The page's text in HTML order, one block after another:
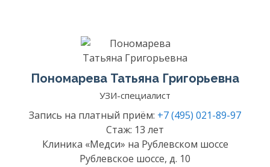
Пономарева Татьяна Григорьевна
УЗИ-специалист
Запись на платный приём: +7 (495) 021-89-97
Стаж: 13 лет
Клиника «Медси» на Рублевском шоссе
Рублевское шоссе, д. 10